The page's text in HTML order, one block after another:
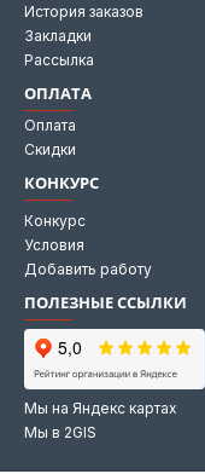
История заказов
Закладки
Рассылка
ОПЛАТА
Оплата
Скидки
КОНКУРС
Конкурс
Условия
Добавить работу
ПОЛЕЗНЫЕ ССЫЛКИ
Мы на Яндекс картах
Мы в 2GIS